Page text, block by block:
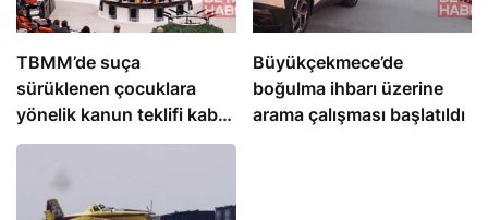
TBMM’de suça
sürüklenen çocuklara
yönelik kanun teklifi kabul
edildi
Büyükçekmece’de
boğulma ihbarı üzerine
arama çalışması başlatıldı